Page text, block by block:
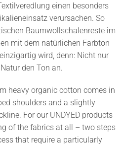
einen besonders
verursachen. So
Baumwollschalenreste im
mit dem natürlichen Farbton
wird, denn: Nicht nur
den Ton an.
heavy organic cotton comes in
shoulders and a slightly
For our UNDYED products
of the fabrics at all – two steps
that require a particularly